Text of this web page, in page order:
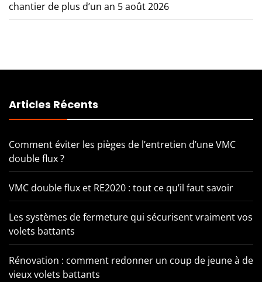
chantier de plus d’un an 5 août 2026
Articles Récents
Comment éviter les pièges de l’entretien d’une VMC
double flux ?
VMC double flux et RE2020 : tout ce qu’il faut savoir
Les systèmes de fermeture qui sécurisent vraiment vos
volets battants
Rénovation : comment redonner un coup de jeune à de
vieux volets battants